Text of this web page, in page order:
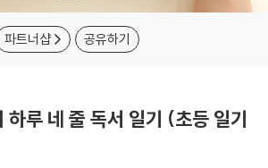
파트너샵 공유하기
하루 네 줄 독서 일기 (초등 일기